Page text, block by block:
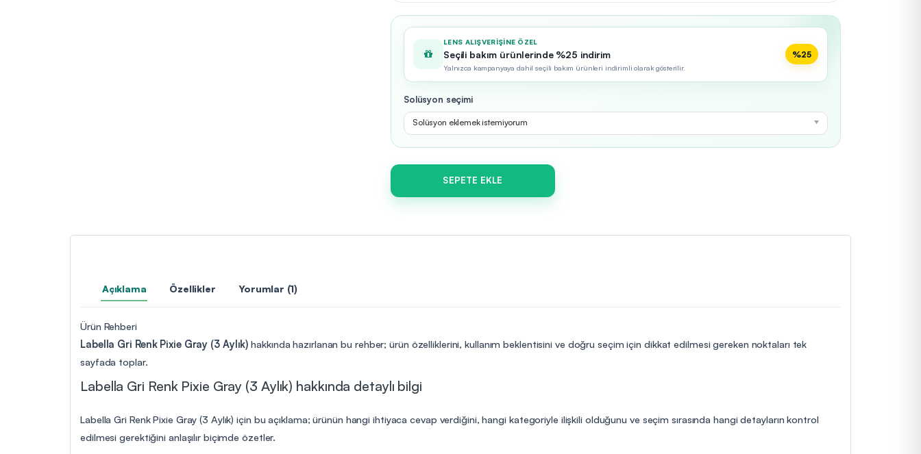
LENS ALIŞVERIŞINE ÖZEL
Seçili bakım ürünlerinde %25 indirim
Yalnızca kampanyaya dahil seçili bakım ürünleri indirimli olarak gösterilir.
%25
Solüsyon seçimi
Solüsyon eklemek istemiyorum
SEPETE EKLE
Açıklama Özellikler Yorumlar (1)
Ürün Rehberi
Labella Gri Renk Pixie Gray (3 Aylık) hakkında hazırlanan bu rehber; ürün özelliklerini, kullanım beklentisini ve doğru seçim için dikkat edilmesi gereken noktaları tek
sayfada toplar.
Labella Gri Renk Pixie Gray (3 Aylık) hakkında detaylı bilgi
Labella Gri Renk Pixie Gray (3 Aylık) için bu açıklama; ürünün hangi ihtiyaca cevap verdiğini, hangi kategoriyle ilişkili olduğunu ve seçim sırasında hangi detayların kontrol
edilmesi gerektiğini anlaşılır biçimde özetler.